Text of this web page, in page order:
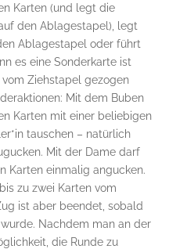
Karten (und legt die
den Ablagestapel), legt
Ablagestapel oder führt
es eine Sonderkarte ist
Ziehstapel gezogen
Mit dem Buben
Karten mit einer beliebigen
tauschen – natürlich
Mit der Dame darf
Karten einmalig angucken.
zu zwei Karten vom
ist aber beendet, sobald
Nachdem man an der
die Runde zu